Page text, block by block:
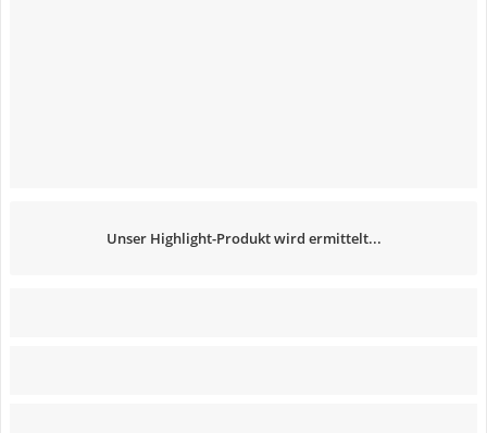
Unser Highlight-Produkt wird ermittelt...